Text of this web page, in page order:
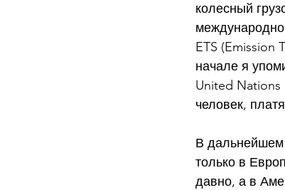
колесный
ETS (Emission
начале я
United Nations
человек,
В дальнейшем
только в
давно, а в